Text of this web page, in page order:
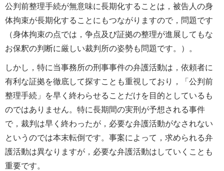
公判前整理手続が無意味に長期化することは，被告人の身
体拘束が長期化することにもつながりますので，問題です
（身体拘束の点では，争点及び証拠の整理が進展してもな
お保釈の判断に厳しい裁判所の姿勢も問題です。）。
しかし，特に当事務所の刑事事件の弁護活動は，依頼者に
有利な証拠を徹底して探すことも重視しており，「公判前
整理手続」を早く終わらせることだけを目的としているも
のではありません。特に長期間の実刑が予想される事件
で，裁判は早く終わったが，必要な弁護活動がなされない
というのでは本末転倒です。事案によって，求められる弁
護活動は異なりますが，必要な弁護活動はしていくことも
重要です。